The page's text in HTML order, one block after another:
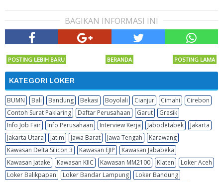
BAGIKAN INFORMASI INI
POSTING LEBIH BARU POSTING LAMA
BERANDA
KATEGORI LOKER
BUMN Bali Bandung Bekasi Boyolali Cianjur Cimahi
Cirebon
Contoh Surat Paklaring
Daftar Perusahaan Garut
Gresik
Info Job Fair
Info Perusahaan Interview Kerja Jabodetabek
Jakarta
Jakarta Utara
Jatim Jawa Barat Jawa Tengah
Karawang
Kawasan Delta Silicon 3
Kawasan EJIP
Kawasan Jababeka
Kawasan Jatake
Kawasan KIIC Kawasan MM2100 Klaten
Loker Aceh
Loker Balikpapan
Loker Bandar Lampung
Loker Bandung